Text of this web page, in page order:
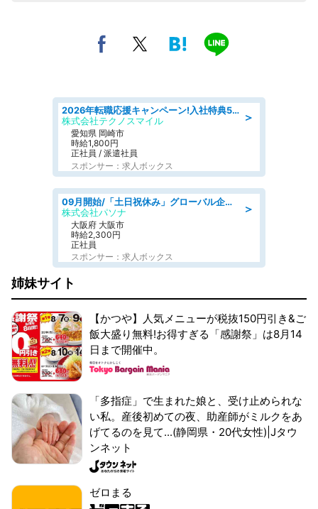
＞
2026年転職応援キャンペーン!入社特典58万円/デンソーで働こう!自動車工場で小型部品の検査業務 denso aichi
株式会社テクノスマイル
愛知県 岡崎市
時給1,800円
正社員 / 派遣社員
スポンサー：求人ボックス
＞
09月開始/「土日祝休み」グローバル企業での産業保健のお仕事/保健師/高時給/残業なし/服装自由
株式会社パソナ
大阪府 大阪市
時給2,300円
正社員
スポンサー：求人ボックス
姉妹サイト
【かつや】人気メニューが税抜150円引き&ご
飯大盛り無料!お得すぎる「感謝祭」は8月14
日まで開催中。
「多指症」で生まれた娘と、受け止められな
い私。産後初めての夜、助産師がミルクをあ
げてるのを見て...(静岡県・20代女性)|Jタウ
ンネット
ゼロまる